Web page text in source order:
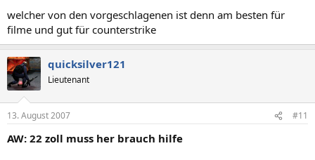
welcher von den vorgeschlagenen ist denn am besten für
filme und gut für counterstrike
quicksilver121
Lieutenant
13. August 2007 #11
AW: 22 zoll muss her brauch hilfe